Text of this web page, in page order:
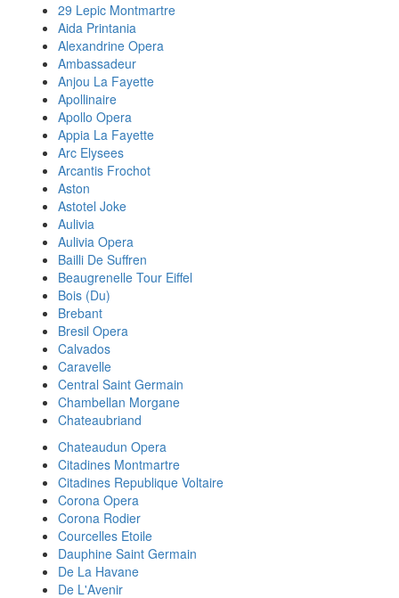
29 Lepic Montmartre
Aida Printania
Alexandrine Opera
Ambassadeur
Anjou La Fayette
Apollinaire
Apollo Opera
Appia La Fayette
Arc Elysees
Arcantis Frochot
Aston
Astotel Joke
Aulivia
Aulivia Opera
Bailli De Suffren
Beaugrenelle Tour Eiffel
Bois (Du)
Brebant
Bresil Opera
Calvados
Caravelle
Central Saint Germain
Chambellan Morgane
Chateaubriand
Chateaudun Opera
Citadines Montmartre
Citadines Republique Voltaire
Corona Opera
Corona Rodier
Courcelles Etoile
Dauphine Saint Germain
De La Havane
De L'Avenir